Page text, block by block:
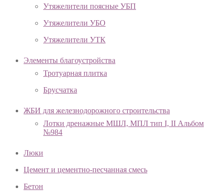
Утяжелители поясные УБП
Утяжелители УБО
Утяжелители УТК
Элементы благоустройства
Тротуарная плитка
Брусчатка
ЖБИ для железнодорожного строительства
Лотки дренажные МШЛ, МПЛ тип I, II Альбом
№984
Люки
Цемент и цементно-песчанная смесь
Бетон